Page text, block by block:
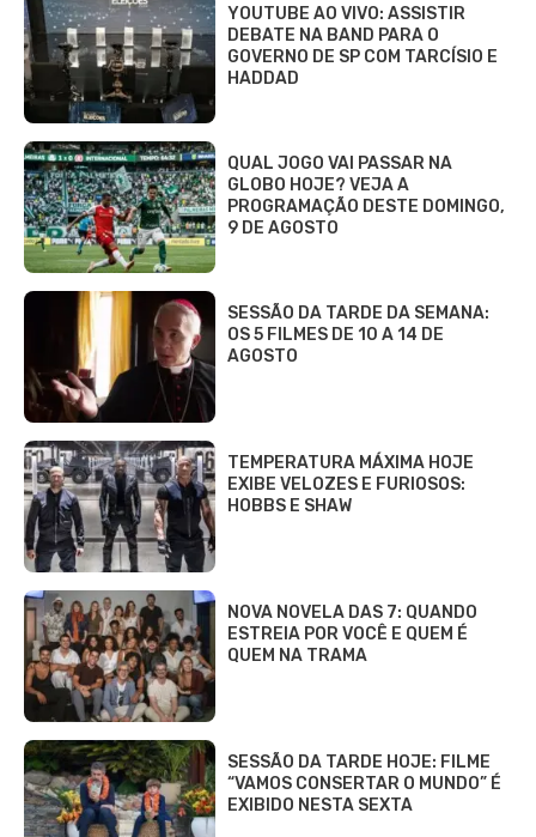
YOUTUBE AO VIVO: ASSISTIR
DEBATE NA BAND PARA O
GOVERNO DE SP COM TARCÍSIO E
HADDAD
QUAL JOGO VAI PASSAR NA
GLOBO HOJE? VEJA A
PROGRAMAÇÃO DESTE DOMINGO,
9 DE AGOSTO
SESSÃO DA TARDE DA SEMANA:
OS 5 FILMES DE 10 A 14 DE
AGOSTO
TEMPERATURA MÁXIMA HOJE
EXIBE VELOZES E FURIOSOS:
HOBBS E SHAW
NOVA NOVELA DAS 7: QUANDO
ESTREIA POR VOCÊ E QUEM É
QUEM NA TRAMA
SESSÃO DA TARDE HOJE: FILME
“VAMOS CONSERTAR O MUNDO” É
EXIBIDO NESTA SEXTA